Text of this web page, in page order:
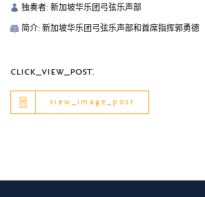
独奏者: 新加坡华乐团弓弦乐声部
简介: 新加坡华乐团弓弦乐声部和首席指挥郭勇德
click_view_post:
view_image_post